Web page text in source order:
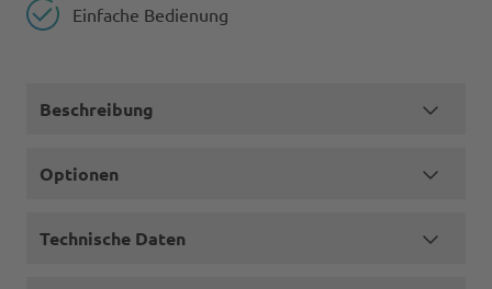
Einfache Bedienung
Beschreibung
Optionen
Technische Daten